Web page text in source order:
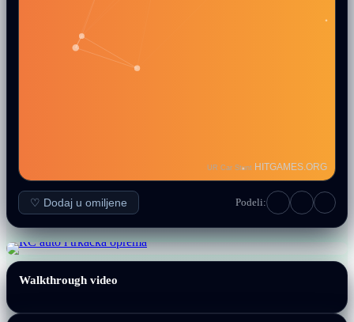
♡ Dodaj u omiljene Podeli:
Walkthrough video